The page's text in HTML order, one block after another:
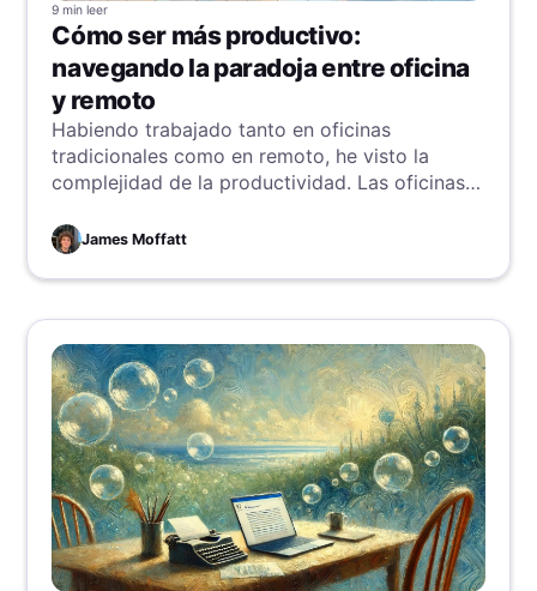
9 min leer
Cómo ser más productivo:
navegando la paradoja entre oficina
y remoto
Habiendo trabajado tanto en oficinas
tradicionales como en remoto, he visto la
complejidad de la productividad. Las oficinas
estructura, pero el trabajo remoto desafía esas
ideas, llevando a reevaluar cómo alcanzar la
máxima productividad. Esta dicotomía resalta
los aspectos esquivos y multifacéticos de lo
que realmente impulsa la eficiencia en distintos
entornos laborales.
James Moffatt